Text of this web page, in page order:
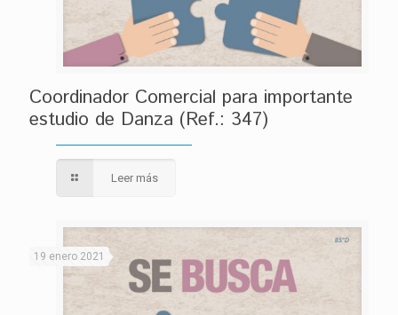
Coordinador Comercial para importante
estudio de Danza (Ref.: 347)
Leer más
19 enero 2021